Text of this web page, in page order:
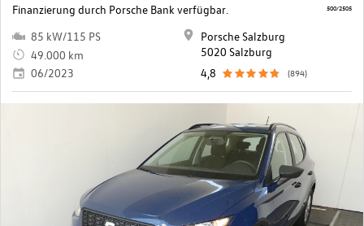
Finanzierung durch Porsche Bank verfügbar.
85 kW/115 PS
49.000 km
06/2023
Porsche Salzburg
5020 Salzburg
4,8
(894)
500/2505